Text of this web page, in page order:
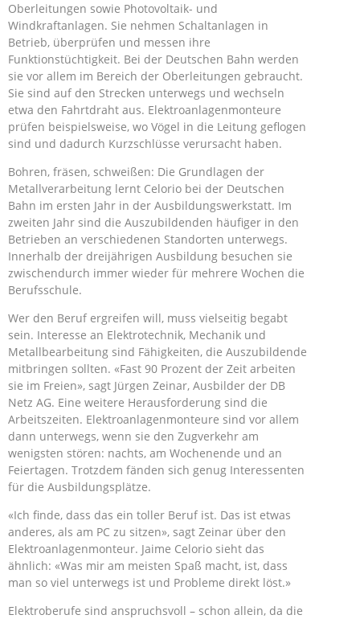
Oberleitungen sowie Photovoltaik- und
Windkraftanlagen. Sie nehmen Schaltanlagen in
Betrieb, überprüfen und messen ihre
Funktionstüchtigkeit. Bei der Deutschen Bahn werden
sie vor allem im Bereich der Oberleitungen gebraucht.
Sie sind auf den Strecken unterwegs und wechseln
etwa den Fahrtdraht aus. Elektroanlagenmonteure
prüfen beispielsweise, wo Vögel in die Leitung geflogen
sind und dadurch Kurzschlüsse verursacht haben.
Bohren, fräsen, schweißen: Die Grundlagen der
Metallverarbeitung lernt Celorio bei der Deutschen
Bahn im ersten Jahr in der Ausbildungswerkstatt. Im
zweiten Jahr sind die Auszubildenden häufiger in den
Betrieben an verschiedenen Standorten unterwegs.
Innerhalb der dreijährigen Ausbildung besuchen sie
zwischendurch immer wieder für mehrere Wochen die
Berufsschule.
Wer den Beruf ergreifen will, muss vielseitig begabt
sein. Interesse an Elektrotechnik, Mechanik und
Metallbearbeitung sind Fähigkeiten, die Auszubildende
mitbringen sollten. «Fast 90 Prozent der Zeit arbeiten
sie im Freien», sagt Jürgen Zeinar, Ausbilder der DB
Netz AG. Eine weitere Herausforderung sind die
Arbeitszeiten. Elektroanlagenmonteure sind vor allem
dann unterwegs, wenn sie den Zugverkehr am
wenigsten stören: nachts, am Wochenende und an
Feiertagen. Trotzdem fänden sich genug Interessenten
für die Ausbildungsplätze.
«Ich finde, dass das ein toller Beruf ist. Das ist etwas
anderes, als am PC zu sitzen», sagt Zeinar über den
Elektroanlagenmonteur. Jaime Celorio sieht das
ähnlich: «Was mir am meisten Spaß macht, ist, dass
man so viel unterwegs ist und Probleme direkt löst.»
Elektroberufe sind anspruchsvoll – schon allein, da die